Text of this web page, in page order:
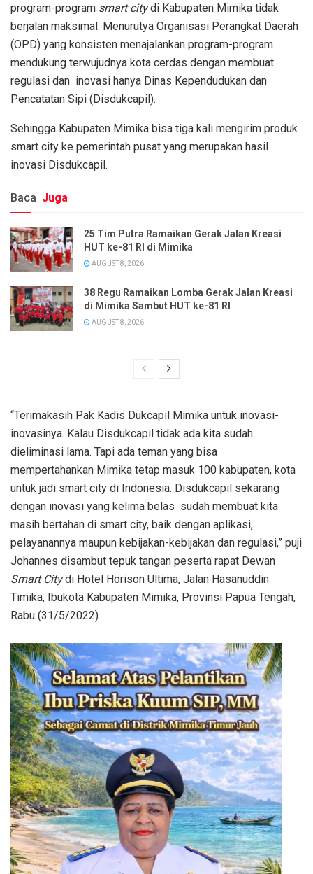
program-program smart citydi Kabupaten Mimika tidak
berjalan maksimal. Menurutya Organisasi Perangkat Daerah
(OPD) yang konsisten menajalankan program-program
mendukung terwujudnya kota cerdas dengan membuat
regulasi dan inovasi hanya Dinas Kependudukan dan
Pencatatan Sipi (Disdukcapil).
Sehingga Kabupaten Mimika bisa tiga kali mengirim produk
smart city ke pemerintah pusat yang merupakan hasil
inovasi Disdukcapil.
Baca Juga
25 Tim Putra Ramaikan Gerak Jalan Kreasi
HUT ke-81 RI di Mimika
AUGUST 8, 2026
38 Regu Ramaikan Lomba Gerak Jalan Kreasi
di Mimika Sambut HUT ke-81 RI
AUGUST 8, 2026
“Terimakasih Pak Kadis Dukcapil Mimika untuk inovasi-
inovasinya. Kalau Disdukcapil tidak ada kita sudah
dieliminasi lama. Tapi ada teman yang bisa
mempertahankan Mimika tetap masuk 100 kabupaten, kota
untuk jadi smart city di Indonesia. Disdukcapil sekarang
dengan inovasi yang kelima belas sudah membuat kita
masih bertahan di smart city, baik dengan aplikasi,
pelayanannya maupun kebijakan-kebijakan dan regulasi,” puji
Johannes disambut tepuk tangan peserta rapat Dewan
Smart Citydi Hotel Horison Ultima, Jalan Hasanuddin
Timika, Ibukota Kabupaten Mimika, Provinsi Papua Tengah,
Rabu (31/5/2022).